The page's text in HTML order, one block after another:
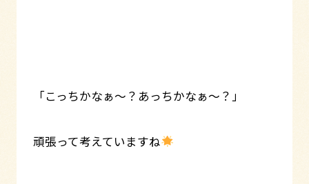
「こっちかなぁ～？あっちかなぁ～？」
頑張って考えていますね